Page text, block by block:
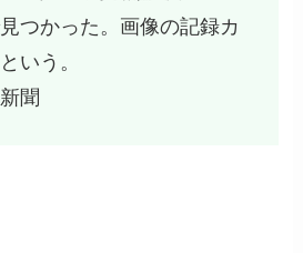
つかった。画像の記録カ
いう。
聞